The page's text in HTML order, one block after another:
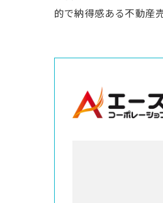
的で納得感ある不動産